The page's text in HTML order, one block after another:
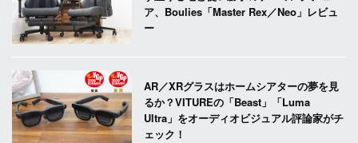
ア、Boulies「Master Rex／Neo」レビュ
ー
AR／XRグラスはホームシアターの夢を見
るか？VITUREの「Beast」「Luma
Ultra」をオーディオビジュアル評論家がチ
ェック！